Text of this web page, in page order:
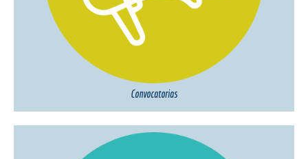
Convocatorias